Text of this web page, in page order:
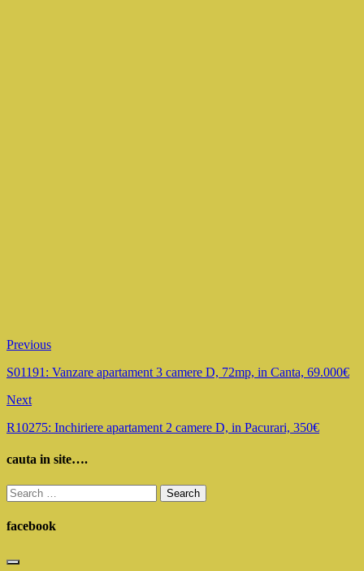
Previous
S01191: Vanzare apartament 3 camere D, 72mp, in Canta, 69.000€
Next
R10275: Inchiriere apartament 2 camere D, in Pacurari, 350€
cauta in site….
Search
for:
facebook